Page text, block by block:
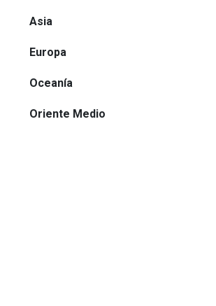
Asia
Europa
Oceanía
Oriente Medio